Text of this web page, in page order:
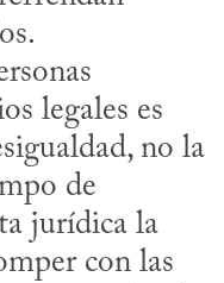
legales es
no la
de
jurídica la
con las